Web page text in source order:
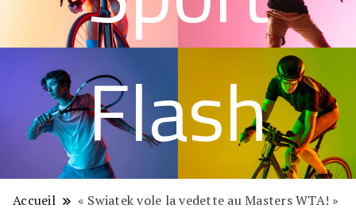
Flash
Accueil « Swiatek vole la vedette au Masters WTA! »